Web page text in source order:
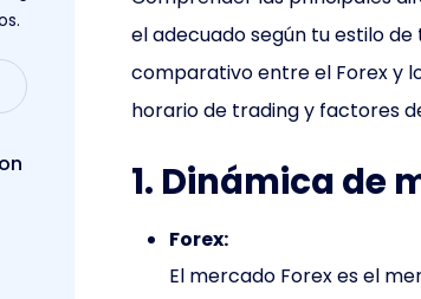
el adecuado según tu estilo
comparativo entre el Forex y
horario de trading y factores
1. Dinámica de
Forex:
El mercado Forex es el